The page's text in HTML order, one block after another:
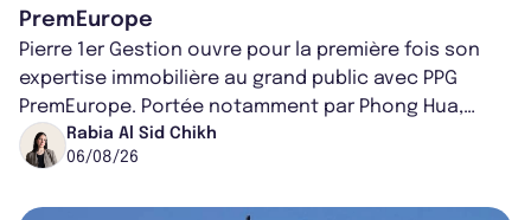
PremEurope
Pierre 1er Gestion ouvre pour la première fois son
expertise immobilière au grand public avec PPG
PremEurope. Portée notamment par Phong Hua,
ancien directeur des investissements d...
Rabia Al Sid Chikh
06/08/26